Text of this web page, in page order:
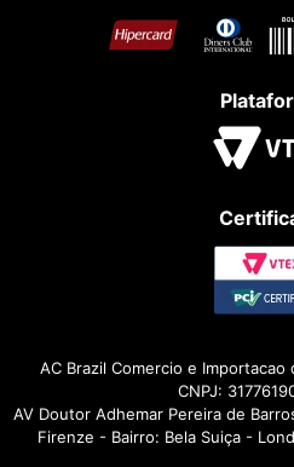
AC Brazil Comercio e
CNPJ:
AV Doutor Adhemar Pereira de
Firenze - Bairro: Bela Suiça -